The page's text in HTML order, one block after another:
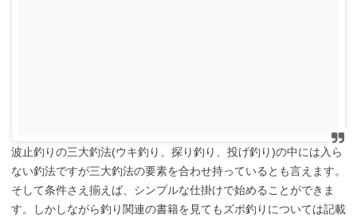
波止釣りの三大釣法(ウキ釣り、探り釣り、投げ釣り)の中には入ら
ない釣法ですが三大釣法の要素を合わせ持っているとも言えます。
そして条件さえ揃えば、シンプルな仕掛けで始めることができま
す。しかしながら釣り関連の書籍を見てもズボ釣りについては記載